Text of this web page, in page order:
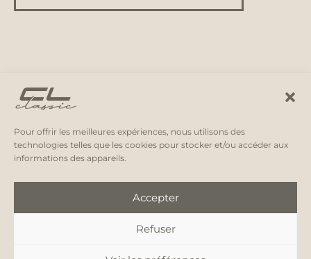
Pour offrir les meilleures expériences, nous utilisons des
technologies telles que les cookies pour stocker et/ou accéder aux
informations des appareils.
Accepter
Refuser